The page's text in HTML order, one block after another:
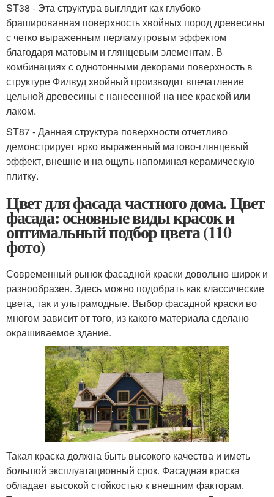
ST38 - Эта структура выглядит как глубоко
брашированная поверхность хвойных пород древесины
с четко выраженным перламутровым эффектом
благодаря матовым и глянцевым элементам. В
комбинациях с однотонными декорами поверхность в
структуре Филвуд хвойный производит впечатление
цельной древесины с нанесенной на нее краской или
лаком.
ST87 - Данная структура поверхности отчетливо
демонстрирует ярко выраженный матово-глянцевый
эффект, внешне и на ощупь напоминая керамическую
плитку.
Цвет для фасада частного дома. Цвет
фасада: основные виды красок и
оптимальный подбор цвета (110
фото)
Современный рынок фасадной краски довольно широк и
разнообразен. Здесь можно подобрать как классические
цвета, так и ультрамодные. Выбор фасадной краски во
многом зависит от того, из какого материала сделано
окрашиваемое здание.
Такая краска должна быть высокого качества и иметь
большой эксплуатационный срок. Фасадная краска
обладает высокой стойкостью к внешним факторам.